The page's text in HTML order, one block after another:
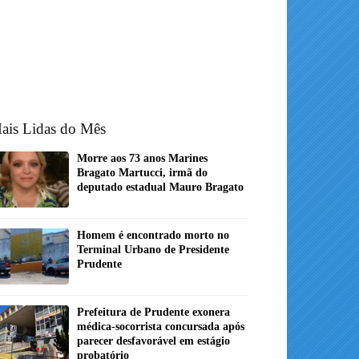
Lidas do Mês
Morre aos 73 anos Marines
Bragato Martucci, irmã do
deputado estadual Mauro Bragato
Homem é encontrado morto no
Terminal Urbano de Presidente
Prudente
Prefeitura de Prudente exonera
médica-socorrista concursada após
parecer desfavorável em estágio
probatório